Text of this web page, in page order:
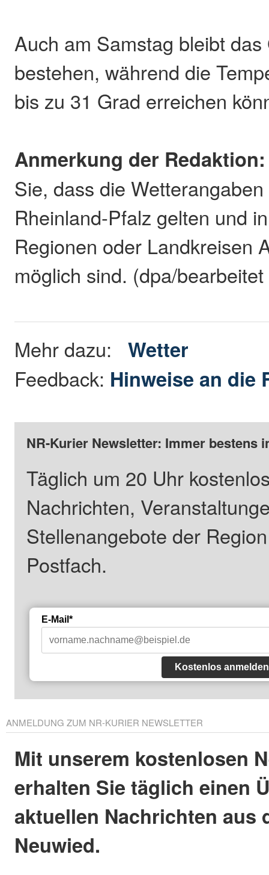
Auch am Samstag bleibt
bestehen, während die
bis zu 31 Grad erreichen
Anmerkung der Redaktion:
Sie, dass die
Rheinland-Pfalz gelten und
Regionen oder Landkreisen
möglich sind. (dpa/
Mehr dazu:Wetter
Feedback: Hinweise an die
NR-Kurier Newsletter: Immer bestens
Täglich um 20 Uhr
Nachrichten,
Stellenangebote der
Postfach.
E-Mail*
Kostenlos anmelden
ANMELDUNG ZUM NR-KURIER NEWSLETTER
Mit unserem kostenlosen
erhalten Sie täglich einen
aktuellen Nachrichten aus
Neuwied.